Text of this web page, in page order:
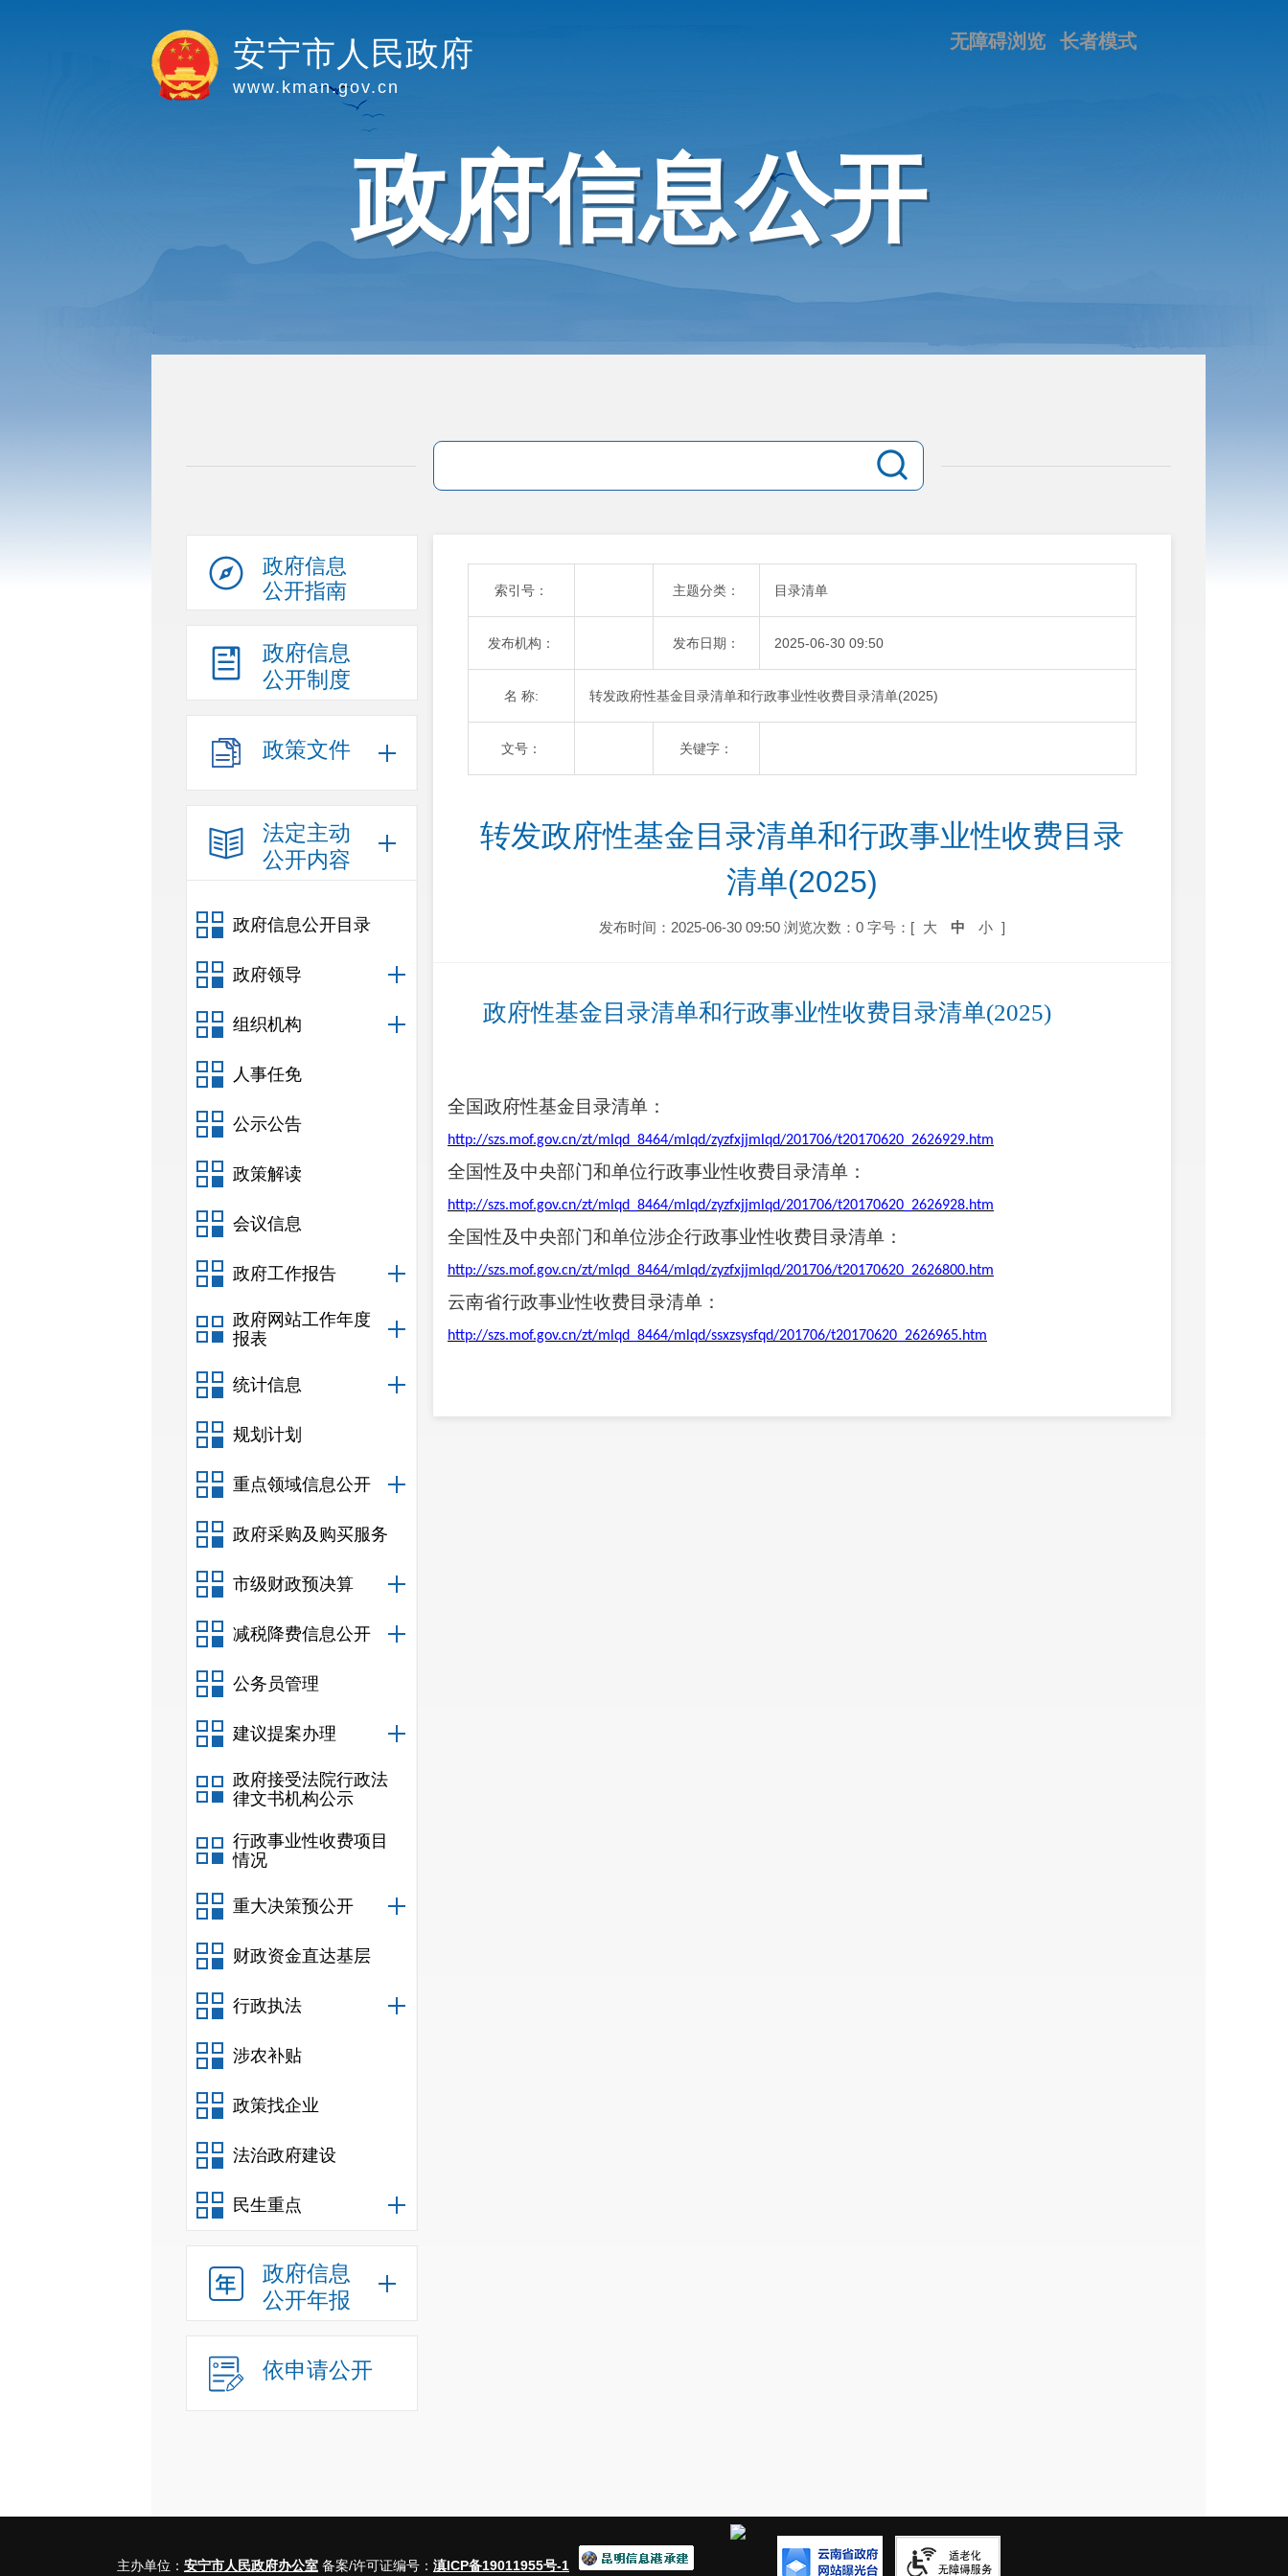
长者模式
无障碍浏览
安宁市人民政府
www.kman.gov.cn
政府信息公开
政府信息
公开指南
政府信息
公开制度
政策文件
法定主动
公开内容
政府信息公开目录
政府领导
组织机构
人事任免
公示公告
政策解读
会议信息
政府工作报告
政府网站工作年度
报表
统计信息
规划计划
重点领域信息公开
政府采购及购买服务
市级财政预决算
减税降费信息公开
公务员管理
建议提案办理
政府接受法院行政法
律文书机构公示
行政事业性收费项目
情况
重大决策预公开
财政资金直达基层
行政执法
涉农补贴
政策找企业
法治政府建设
民生重点
政府信息
公开年报
依申请公开
索引号： 主题分类： 目录清单
发布机构： 发布日期： 2025-06-30 09:50
名 称: 转发政府性基金目录清单和行政事业性收费目录清单(2025)
文号： 关键字：
转发政府性基金目录清单和行政事业性收费目录
清单(2025)
发布时间：2025-06-30 09:50 浏览次数：0 字号：[ 大 中 小 ]
政府性基金 目录清单和行政事业性收费目录清单(2025)
全国政府性基金目录清单 ：
http://szs.mof.gov.cn/zt/mlqd_8464/mlqd/zyzfxjjmlqd/201706/t20170620_2626929.htm
全国性及中央部门和单位行政事业性收费目录清单 ：
http://szs.mof.gov.cn/zt/mlqd_8464/mlqd/zyzfxjjmlqd/201706/t20170620_2626928.htm
全国性及中央部门和单位涉企行政事业性收费目录清单 ：
http://szs.mof.gov.cn/zt/mlqd_8464/mlqd/zyzfxjjmlqd/201706/t20170620_2626800.htm
云南省行政事业性收费目录清单 ：
http://szs.mof.gov.cn/zt/mlqd_8464/mlqd/ssxzsysfqd/201706/t20170620_2626965.htm
主办单位： 安宁市人民政府办公室 备案/许可证编号： 滇ICP备19011955号-1